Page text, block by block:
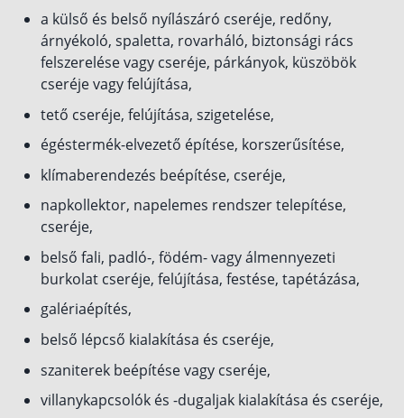
a külső és belső nyílászáró cseréje, redőny,
árnyékoló, spaletta, rovarháló, biztonsági rács
felszerelése vagy cseréje, párkányok, küszöbök
cseréje vagy felújítása,
tető cseréje, felújítása, szigetelése,
égéstermék-elvezető építése, korszerűsítése,
klímaberendezés beépítése, cseréje,
napkollektor, napelemes rendszer telepítése,
cseréje,
belső fali, padló-, födém- vagy álmennyezeti
burkolat cseréje, felújítása, festése, tapétázása,
galériaépítés,
belső lépcső kialakítása és cseréje,
szaniterek beépítése vagy cseréje,
villanykapcsolók és -dugaljak kialakítása és cseréje,